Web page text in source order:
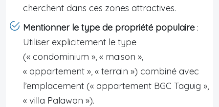
cherchent dans ces zones attractives.
Mentionner le type de propriété populaire :
Utiliser explicitement le type
(« condominium », « maison »,
« appartement », « terrain ») combiné avec
l’emplacement (« appartement BGC Taguig »,
« villa Palawan »).